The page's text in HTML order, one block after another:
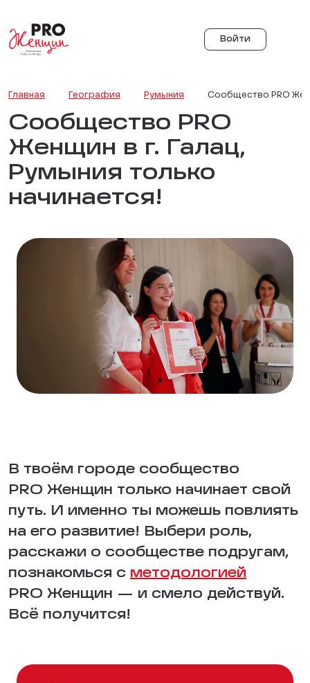
Войти
Главная География Румыния Сообщество PRO
Сообщество PRO
Женщин в г. Галац,
Румыния только
начинается!
В твоём городе сообщество
PRO Женщин только начинает свой
путь. И именно ты можешь повлиять
на его развитие! Выбери роль,
расскажи о сообществе подругам,
познакомься с методологией
PRO Женщин — и смело действуй.
Всё получится!